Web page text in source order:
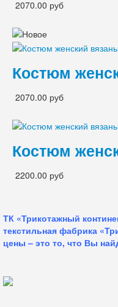
2070.00 руб
Костюм
2070.00 руб
Костюм
2200.00 руб
ТК «Трикотажный
текстильная фабрика
цены – это то, что Вы